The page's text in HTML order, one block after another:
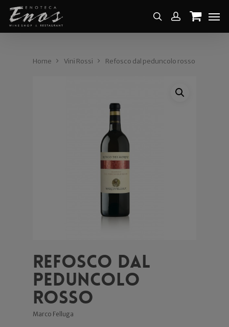
Home Vini Rossi Refosco dal peduncolo rosso
Refosco dal
peduncolo
rosso
Marco Felluga